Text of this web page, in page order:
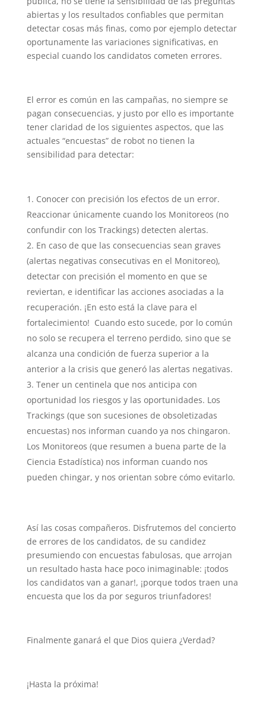
abiertas y los resultados confiables que permitan
detectar cosas más finas, como por ejemplo detectar
oportunamente las variaciones significativas, en
especial cuando los candidatos cometen errores.
El error es común en las campañas, no siempre se
pagan consecuencias, y justo por ello es importante
tener claridad de los siguientes aspectos, que las
actuales “encuestas” de robot no tienen la
sensibilidad para detectar:
Conocer con precisión los efectos de un error.
Reaccionar únicamente cuando los Monitoreos (no
confundir con los Trackings) detecten alertas.
En caso de que las consecuencias sean graves
(alertas negativas consecutivas en el Monitoreo),
detectar con precisión el momento en que se
reviertan, e identificar las acciones asociadas a la
recuperación. ¡En esto está la clave para el
fortalecimiento! Cuando esto sucede, por lo común
no solo se recupera el terreno perdido, sino que se
alcanza una condición de fuerza superior a la
anterior a la crisis que generó las alertas negativas.
Tener un centinela que nos anticipa con
oportunidad los riesgos y las oportunidades. Los
Trackings (que son sucesiones de obsoletizadas
encuestas) nos informan cuando ya nos chingaron.
Los Monitoreos (que resumen a buena parte de la
Ciencia Estadística) nos informan cuando nos
pueden chingar, y nos orientan sobre cómo evitarlo.
Así las cosas compañeros. Disfrutemos del concierto
de errores de los candidatos, de su candidez
presumiendo con encuestas fabulosas, que arrojan
un resultado hasta hace poco inimaginable: ¡todos
los candidatos van a ganar!, ¡porque todos traen una
encuesta que los da por seguros triunfadores!
Finalmente ganará el que Dios quiera ¿Verdad?
¡Hasta la próxima!